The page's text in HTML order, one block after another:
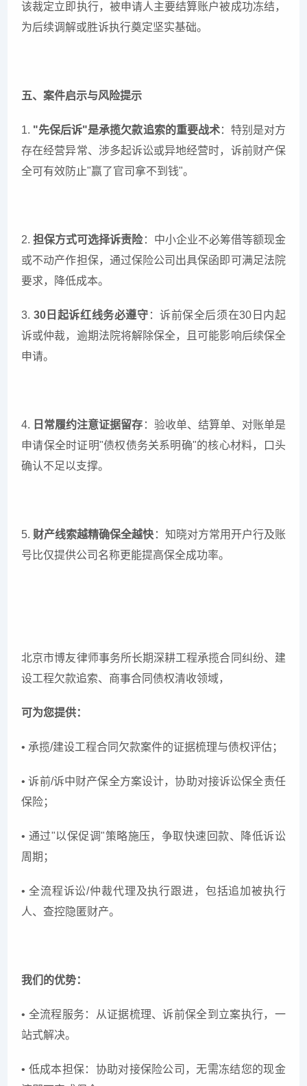
该裁定立即执行，被申请人主要结算账户被成功冻结，
为后续调解或胜诉执行奠定坚实基础。
五、案件启示与风险提示
1. "先保后诉"是承揽欠款追索的重要战术：特别是对方
存在经营异常、涉多起诉讼或异地经营时，诉前财产保
全可有效防止"赢了官司拿不到钱"。
2. 担保方式可选择诉责险：中小企业不必筹借等额现金
或不动产作担保，通过保险公司出具保函即可满足法院
要求，降低成本。
3. 30日起诉红线务必遵守 ：诉前保全后须在30日内起
诉或仲裁，逾期法院将解除保全，且可能影响后续保全
申请。
4. 日常履约注意证据留存 ：验收单、结算单、对账单是
申请保全时证明"债权债务关系明确"的核心材料，口头
确认不足以支撑。
5. 财产线索越精确保全越快 ：知晓对方常用开户行及账
号比仅提供公司名称更能提高保全成功率。
北京市博友律师事务所长期深耕工程承揽合同纠纷、建
设工程欠款追索、商事合同债权清收领域，
可为您提供：
• 承揽/建设工程合同欠款案件的证据梳理与债权评估；
• 诉前/诉中财产保全方案设计，协助对接诉讼保全责任
保险；
• 通过"以保促调"策略施压，争取快速回款、降低诉讼
周期；
• 全流程诉讼/仲裁代理及执行跟进，包括追加被执行
人、查控隐匿财产。
我们的优势：
• 全流程服务：从证据梳理、诉前保全到立案执行，一
站式解决。
• 低成本担保：协助对接保险公司，无需冻结您的现金